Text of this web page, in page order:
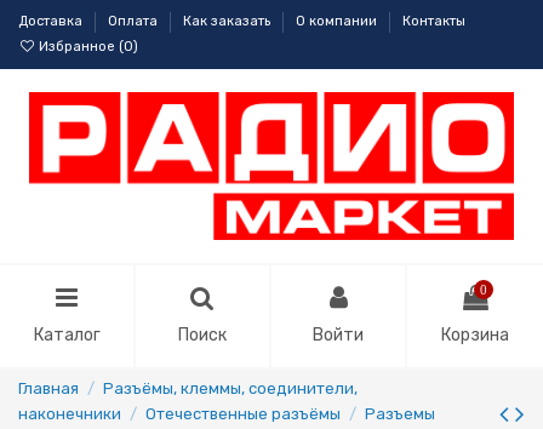
Доставка Оплата Как заказать О компании
Контакты
Избранное (0)
Каталог Поиск Войти
0
Корзина
Главная
Разъёмы, клеммы, соединители,
наконечники
Отечественные разъёмы
Разъемы